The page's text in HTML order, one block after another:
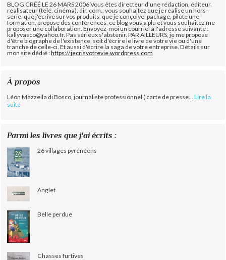
BLOG CRÉÉ LE 26 MARS 2006 Vous êtes directeur d'une rédaction, éditeur,
réalisateur (télé, cinéma), dir. com., vous souhaitez que je réalise un hors-
série, que j'écrive sur vos produits, que je conçoive, package, pilote une
formation, propose des conférences, ce blog vous a plu et vous souhaitez me
proposer une collaboration. Envoyez-moi un courriel à l'adresse suivante :
kallyvasco@yahoo.fr. Pas sérieux s'abstenir. PAR AILLEURS, je me propose
d'être biographe de l'existence, soit d'écrire le livre de votre vie ou d'une
tranche de celle-ci. Et aussi d'écrire la saga de votre entreprise. Détails sur
mon site dédié :https://jecrisvotrevie.wordpress.com
À propos
Léon Mazzella di Bosco, journaliste professionnel ( carte de presse... Lire la
suite
Parmi les livres que j'ai écrits :
26 villages pyrénéens
Anglet
Belle perdue
Chasses furtives